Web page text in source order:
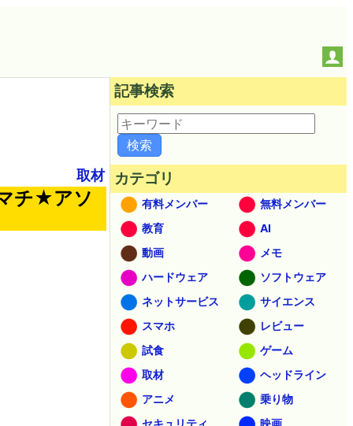
取材
チ★アソ
記事検索
カテゴリ
有料メンバー
無料メンバー
教育
AI
動画
メモ
ハードウェア
ソフトウェア
ネットサービス
サイエンス
スマホ
レビュー
試食
ゲーム
取材
ヘッドライン
アニメ
乗り物
セキュリティ
映画